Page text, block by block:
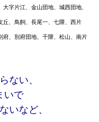
大字片江、 金山団地、 城西団地、
丘、 鳥飼、 長尾一、 七隈、 西片
府、 別府団地、 干隈、 松山、 南片
ない、
いで
いなど、